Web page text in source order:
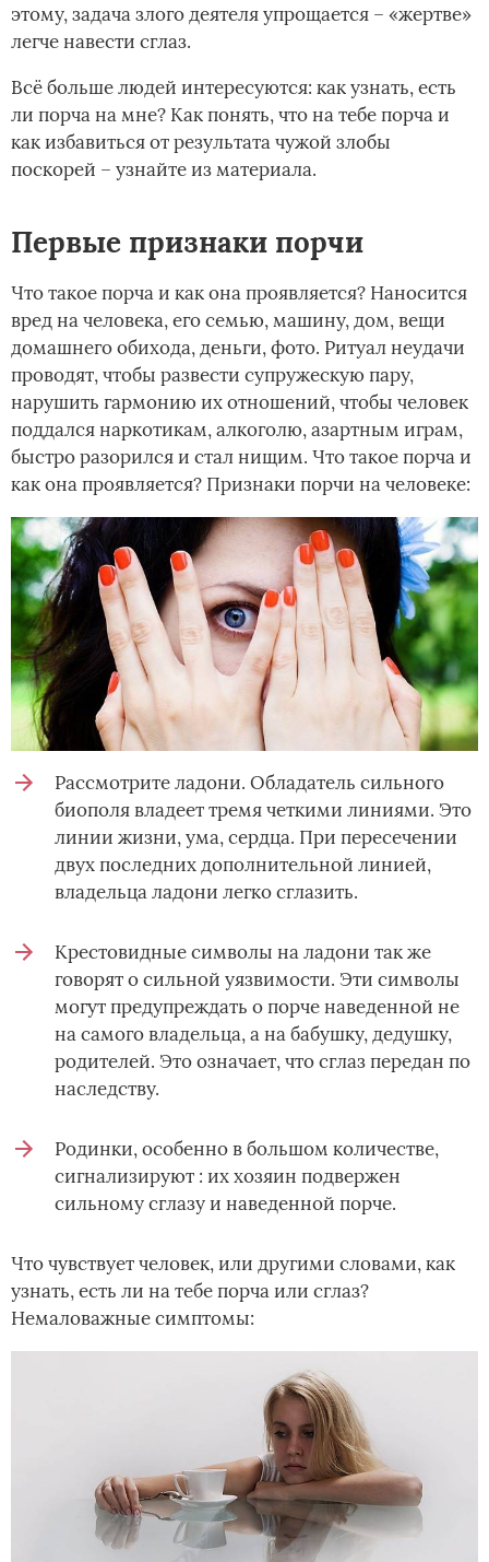
этому, задача злого деятеля упрощается – «жертве»
легче навести сглаз.
Всё больше людей интересуются: как узнать, есть
ли порча на мне? Как понять, что на тебе порча и
как избавиться от результата чужой злобы
поскорей – узнайте из материала.
Первые признаки порчи
Что такое порча и как она проявляется? Наносится
вред на человека, его семью, машину, дом, вещи
домашнего обихода, деньги, фото. Ритуал неудачи
проводят, чтобы развести супружескую пару,
нарушить гармонию их отношений, чтобы человек
поддался наркотикам, алкоголю, азартным играм,
быстро разорился и стал нищим. Что такое порча и
как она проявляется? Признаки порчи на человеке:
Рассмотрите ладони. Обладатель сильного
биополя владеет тремя четкими линиями. Это
линии жизни, ума, сердца. При пересечении
двух последних дополнительной линией,
владельца ладони легко сглазить.
Крестовидные символы на ладони так же
говорят о сильной уязвимости. Эти символы
могут предупреждать о порче наведенной не
на самого владельца, а на бабушку, дедушку,
родителей. Это означает, что сглаз передан по
наследству.
Родинки, особенно в большом количестве,
сигнализируют : их хозяин подвержен
сильному сглазу и наведенной порче.
Что чувствует человек, или другими словами, как
узнать, есть ли на тебе порча или сглаз?
Немаловажные симптомы: